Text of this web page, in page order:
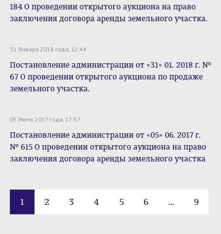
184 О проведении открытого аукциона на право
заключения договора аренды земельного участка.
31 Января 2018 года, 12:44
Постановление администрации от «31» 01. 2018 г. №
67 О проведении открытого аукциона по продаже
земельного участка.
05 Июня 2017 года, 17:57
Постановление администрации от «05» 06. 2017 г.
№ 615 О проведении открытого аукциона на право
заключения договора аренды земельного участка
1 2 3 4 5 6 ... 9